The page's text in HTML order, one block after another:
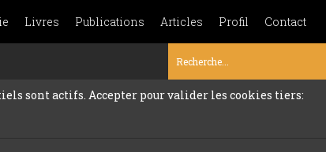
Livres Publications Articles Profil Contact
sont actifs. Accepter pour valider les cookies tiers: